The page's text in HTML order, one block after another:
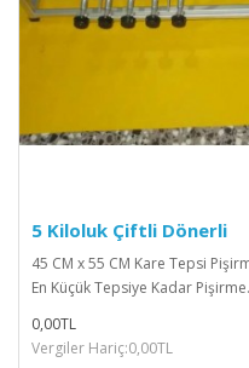
5 Kiloluk Çiftli Dönerli
45 CM x 55 CM Kare Tepsi
En Küçük Tepsiye Kadar
0,00TL
Vergiler Hariç:0,00TL